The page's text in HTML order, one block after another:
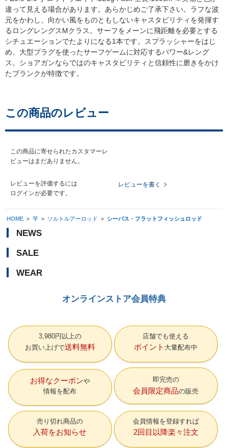
違って見える場合があります。あらかじめご了承下さい。ラフな波
元をかわし、向かい風をものともしないキャスタビリティを発揮す
るロングレングスMクラス。サーフをメーンに飛距離を必要とする
シチュエーションでたよりになる1本です。スプラッシャーをはじ
め、大型プラグを使ったサーフゲームに対応するパワー&レング
ス。ショアガンならではのキャスタビリティと信頼性に磨きをかけ
たブランクが特徴です。
この商品のレビュー
この商品に寄せられたカスタマーレ
ビューはまだありません。
レビューを評価するには
ログインが必要です。
レビューを書く
HOME > 竿 > ソルトルアーロッド > シーバス・フラットフィッシュロッド
NEWS
SALE
WEAR
オンラインストア会員特典
3,980円以上の
お買い上げで送料無料
店舗でも使える
ポイント 大量配布中
お得なクーポン
情報を配布
即完売の
会員限定商品の販売
売り切れ商品の
入荷をお知らせ
会員情報を登録すれば
2回目以降楽々注文